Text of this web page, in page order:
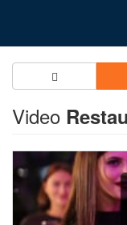
Video